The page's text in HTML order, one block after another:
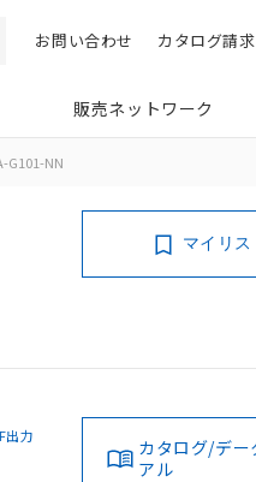
検索 カタログ請求
お問い合わせ
販売ネットワーク
G101-NN
マイリ
出力
カタログ/デー
アル